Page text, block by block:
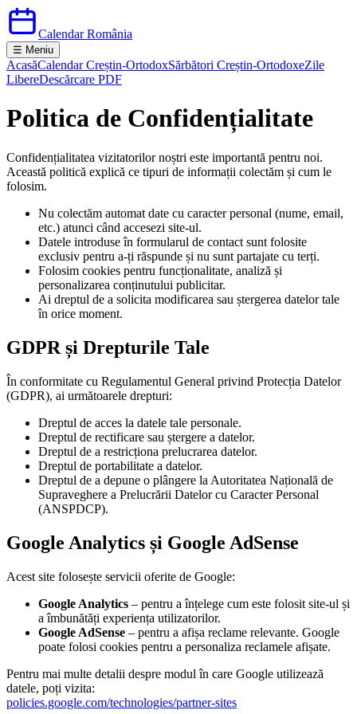
Calendar România
☰ Meniu
AcasăCalendar Creștin-OrtodoxSărbători Creștin-OrtodoxeZile
LibereDescărcare PDF
Politica de Confidențialitate
Confidențialitatea vizitatorilor noștri este importantă pentru noi.
Această politică explică ce tipuri de informații colectăm și cum le
folosim.
Nu colectăm automat date cu caracter personal (nume, email,
etc.) atunci când accesezi site-ul.
Datele introduse în formularul de contact sunt folosite
exclusiv pentru a-ți răspunde și nu sunt partajate cu terți.
Folosim cookies pentru funcționalitate, analiză și
personalizarea conținutului publicitar.
Ai dreptul de a solicita modificarea sau ștergerea datelor tale
în orice moment.
GDPR și Drepturile Tale
În conformitate cu Regulamentul General privind Protecția Datelor
(GDPR), ai următoarele drepturi:
Dreptul de acces la datele tale personale.
Dreptul de rectificare sau ștergere a datelor.
Dreptul de a restricționa prelucrarea datelor.
Dreptul de portabilitate a datelor.
Dreptul de a depune o plângere la Autoritatea Națională de
Supraveghere a Prelucrării Datelor cu Caracter Personal
(ANSPDCP).
Google Analytics și Google AdSense
Acest site folosește servicii oferite de Google:
Google Analytics – pentru a înțelege cum este folosit site-ul și
a îmbunătăți experiența utilizatorilor.
Google AdSense – pentru a afișa reclame relevante. Google
poate folosi cookies pentru a personaliza reclamele afișate.
Pentru mai multe detalii despre modul în care Google utilizează
datele, poți vizita:
policies.google.com/technologies/partner-sites